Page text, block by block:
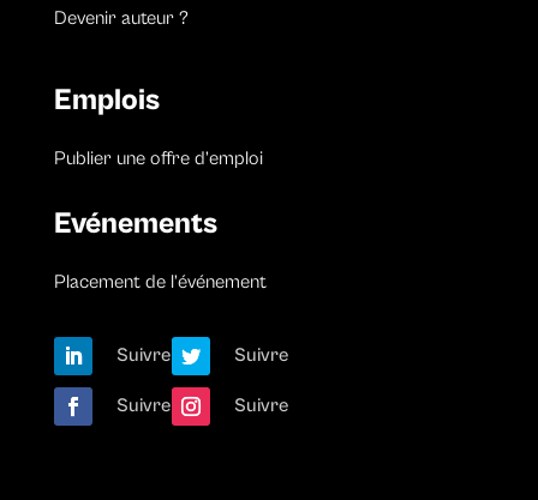
Devenir auteur ?
Emplois
Publier une offre d’emploi
Evénements
Placement de l’événement
Suivre Suivre
Suivre Suivre